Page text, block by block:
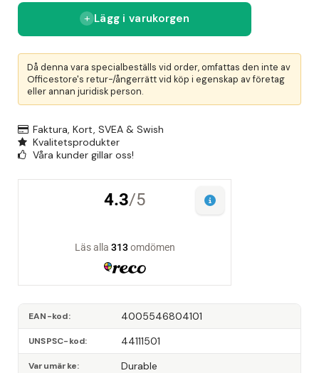
Lägg i varukorgen
Då denna vara specialbeställs vid order, omfattas den inte av
Officestore's retur-/ångerrätt vid köp i egenskap av företag
eller annan juridisk person.
Faktura, Kort, SVEA & Swish
Kvalitetsprodukter
Våra kunder gillar oss!
EAN-kod 4005546804101
UNSPSC-kod 44111501
Varumärke Durable